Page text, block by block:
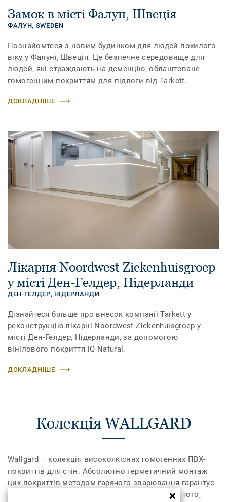
Замок в місті Фалун, Швеція
ФАЛУН, SWEDEN
Познайомтеся з новим будинком для людей похилого
віку у Фалуні, Швеція. Це безпечне середовище для
людей, які страждають на деменцію, облаштоване
гомогенним покриттям для підлоги від Tarkett.
ДОКЛАДНІШЕ
Лікарня Noordwest Ziekenhuisgroep
у місті Ден-Гелдер, Нідерланди
ДЕН-ГЕЛДЕР, НІДЕРЛАНДИ
Дізнайтеся більше про внесок компанії Tarkett у
реконструкцію лікарні Noordwest Ziekenhuisgroep у
місті Ден-Гелдер, Нідерланди, за допомогою
вінілового покриття iQ Natural.
ДОКЛАДНІШЕ
Колекція WALLGARD
Wallgard – колекція високоякісних гомогенних ПВХ-
покриттів для стін. Абсолютно герметичний монтаж
цих покриттів методом гарячого зварювання гарантує
максимальну гігієнічність у приміщенні. Крім того,